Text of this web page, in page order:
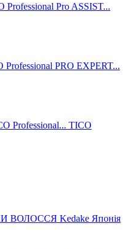
Pro ASSIST...
PRO EXPERT...
Professional... TICO
Kedake Японія